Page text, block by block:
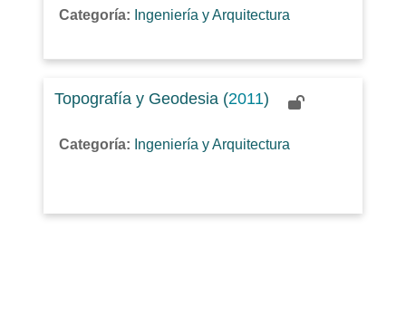
Categoría: Ingeniería y Arquitectura
Topografía y Geodesia (2011)
Categoría: Ingeniería y Arquitectura